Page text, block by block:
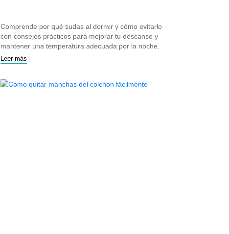
Comprende por qué sudas al dormir y cómo evitarlo
con consejos prácticos para mejorar tu descanso y
mantener una temperatura adecuada por la noche.
Leer más